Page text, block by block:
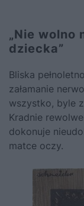
„Nie wolno
dziecka”
Bliska
załamanie
wszystko, byle
Kradnie
dokonuje
matce oczy.